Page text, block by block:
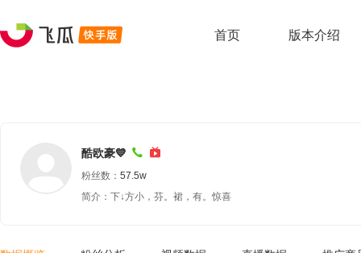
首页 版本介绍
酷欧豪💙
粉丝数： 57.5w
简介：下↓方小，芬。裙，有。惊喜